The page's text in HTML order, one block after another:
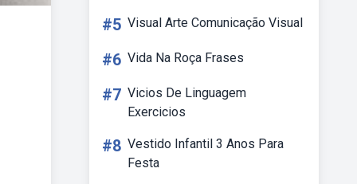
#5 Visual Arte Comunicação Visual
#6 Vida Na Roça Frases
#7 Vicios De Linguagem
Exercicios
#8 Vestido Infantil 3 Anos Para
Festa